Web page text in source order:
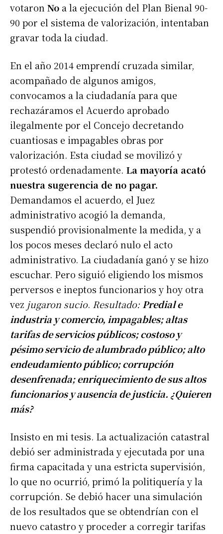
votaron No a la ejecución del Plan Bienal 90-
90 por el sistema de valorización, intentaban
gravar toda la ciudad.
En el año 2014 emprendí cruzada similar,
acompañado de algunos amigos,
convocamos a la ciudadanía para que
rechazáramos el Acuerdo aprobado
ilegalmente por el Concejo decretando
cuantiosas e impagables obras por
valorización. Esta ciudad se movilizó y
protestó ordenadamente. La mayoría acató
nuestra sugerencia de no pagar.
Demandamos el acuerdo, el Juez
administrativo acogió la demanda,
suspendió provisionalmente la medida, y a
los pocos meses declaró nulo el acto
administrativo. La ciudadanía ganó y se hizo
escuchar. Pero siguió eligiendo los mismos
perversos e ineptos funcionarios y hoy otra
vez jugaron sucio. Resultado: Predial e
industria y comercio, impagables; altas
tarifas de servicios públicos; costoso y
pésimo servicio de alumbrado público; alto
endeudamiento público; corrupción
desenfrenada; enriquecimiento de sus altos
funcionarios y ausencia de justicia. ¿Quieren
más?
Insisto en mi tesis. La actualización catastral
debió ser administrada y ejecutada por una
firma capacitada y una estricta supervisión,
lo que no ocurrió, primó la politiquería y la
corrupción. Se debió hacer una simulación
de los resultados que se obtendrían con el
nuevo catastro y proceder a corregir tarifas